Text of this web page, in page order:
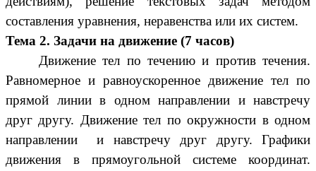
составления уравнения, неравенства или их систем.
Тема 2. Задачи на движение (7 часов)
Движение тел по течению и против течения.
Равномерное и равноускоренное движение тел по
прямой линии в одном направлении и навстречу
друг другу. Движение тел по окружности в одном
направлении и навстречу друг другу. Графики
движения в прямоугольной системе координат.